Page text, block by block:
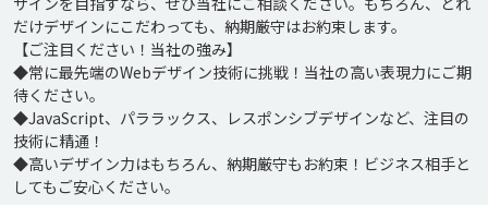
だけデザインにこだわっても、納期厳守はお約束します。
【ご注目ください！当社の強み】
◆常に最先端のWebデザイン技術に挑戦！当社の高い表現力にご期
待ください。
◆JavaScript、パララックス、レスポンシブデザインなど、注目の
技術に精通！
◆高いデザイン力はもちろん、納期厳守もお約束！ビジネス相手と
してもご安心ください。